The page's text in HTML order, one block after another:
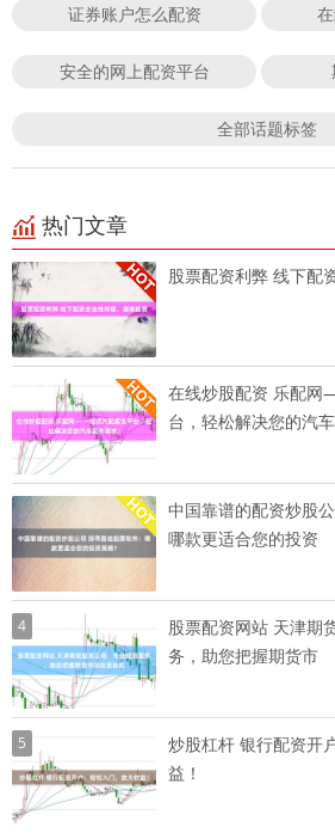
证券账户怎么配资
安全的网上配资平台
全部话题标签
热门文章
股票配资利弊 线下配
在线炒股配资 乐配
台，轻松解决您的汽车
中国靠谱的配资炒股
哪款更适合您的投资
4
股票配资网站 天津期
务，助您把握期货市
5
炒股杠杆 银行配资开
益！